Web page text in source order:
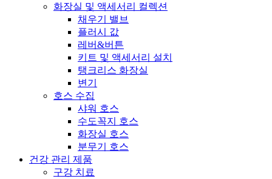
화장실 및 액세서리 컬렉션
채우기 밸브
플러시 값
레버&버튼
키트 및 액세서리 설치
탱크리스 화장실
변기
호스 수집
샤워 호스
수도꼭지 호스
화장실 호스
분무기 호스
건강 관리 제품
구강 치료